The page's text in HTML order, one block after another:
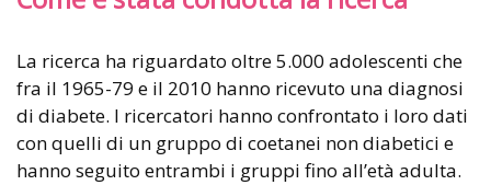
La ricerca ha riguardato oltre 5.000 adolescenti che
fra il 1965-79 e il 2010 hanno ricevuto una diagnosi
di diabete. I ricercatori hanno confrontato i loro dati
con quelli di un gruppo di coetanei non diabetici e
hanno seguito entrambi i gruppi fino all’età adulta.